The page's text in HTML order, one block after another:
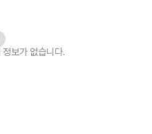
정보가 없습니다.